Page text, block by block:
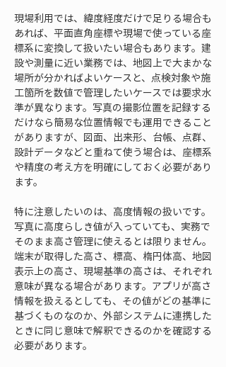
現場利用では、緯度経度だけで足りる場合も
あれば、平面直角座標や現場で使っている座
標系に変換して扱いたい場合もあります。建
設や測量に近い業務では、地図上で大まかな
場所が分かればよいケースと、点検対象や施
工箇所を数値で管理したいケースでは要求水
準が異なります。写真の撮影位置を記録する
だけなら簡易な位置情報でも運用できること
がありますが、図面、出来形、台帳、点群、
設計データなどと重ねて使う場合は、座標系
や精度の考え方を明確にしておく必要があり
ます。
特に注意したいのは、高度情報の扱いです。
写真に高度らしき値が入っていても、実務で
そのまま高さ管理に使えるとは限りません。
端末が取得した高さ、標高、楕円体高、地図
表示上の高さ、現場基準の高さは、それぞれ
意味が異なる場合があります。アプリが高さ
情報を扱えるとしても、その値がどの基準に
基づくものなのか、外部システムに連携した
ときに同じ意味で解釈できるのかを確認する
必要があります。